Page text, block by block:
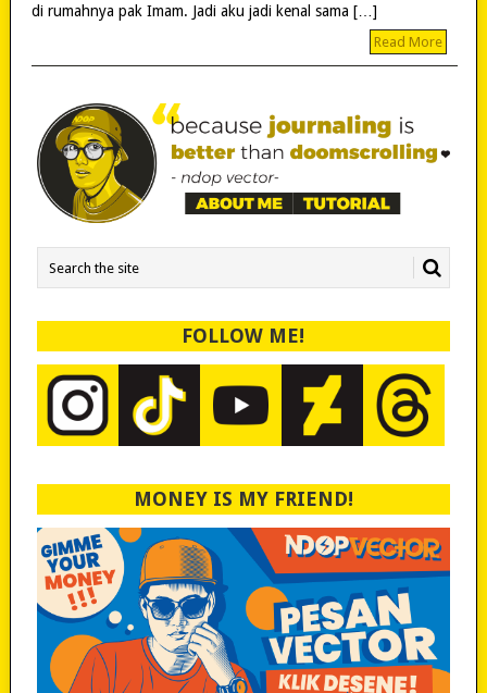
di rumahnya pak Imam. Jadi aku jadi kenal sama […]
Read More
FOLLOW ME!
MONEY IS MY FRIEND!